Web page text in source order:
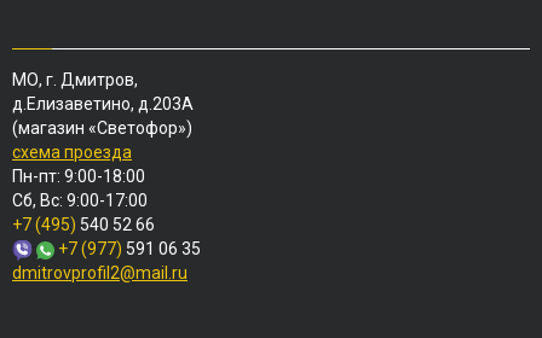
МО, г. Дмитров,
д.Елизаветино, д.203А
(магазин «Светофор»)
схема проезда
Пн-пт: 9:00-18:00
Сб, Вс: 9:00-17:00
+7 (495) 540 52 66
+7 (977) 591 06 35
dmitrovprofil2@mail.ru